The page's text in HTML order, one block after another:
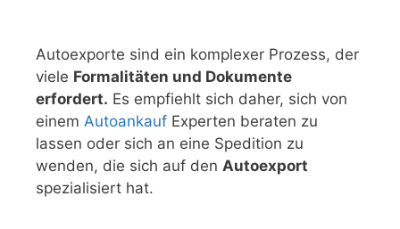
Autoexporte sind ein komplexer Prozess, der
viele Formalitäten und Dokumente
erfordert. Es empfiehlt sich daher, sich von
einem Autoankauf Experten beraten zu
lassen oder sich an eine Spedition zu
wenden, die sich auf den Autoexport
spezialisiert hat.